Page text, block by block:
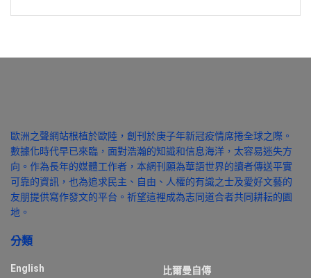
歐洲之聲網站根植於歐陸，創刊於庚子年新冠疫情席捲全球之際。
數據化時代早已來臨，面對浩瀚的知識和信息海洋，太容易迷失方
向。作為長年的媒體工作者，本網刊願為華語世界的讀者傳送平實
可靠的資訊，也為追求民主、自由、人權的有識之士及愛好文藝的
友朋提供寫作發文的平台。祈望這裡成為志同道合者共同耕耘的園
地。
分類
English
比爾曼自傳